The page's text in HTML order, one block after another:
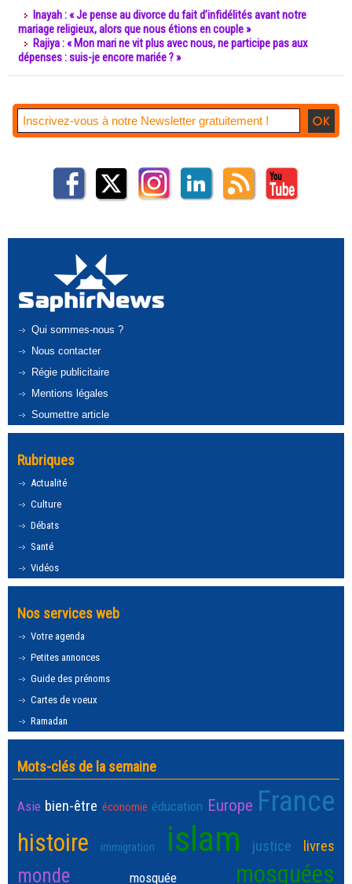
Inayah : « Je pense au divorce du fait d’infidélités avant notre
mariage religieux, alors que nous étions en couple »
Rajiya : « Mon mari ne vit plus avec nous, ne participe pas aux
dépenses : suis-je encore mariée ? »
Qui sommes-nous ?
Nous contacter
Régie publicitaire
Mentions légales
Soumettre article
Rubriques
Actualité
Culture
Débats
Santé
Vidéos
Nos services web
Votre agenda
Petites annonces
Guide des prénoms
Cartes de voeux
Ramadan
Mots-clés de la semaine
Asie bien-être économie éducation Europe France
histoire immigration islam justice livres
monde mosquée mosquées